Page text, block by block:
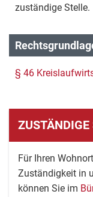
zuständige Stelle.
§ 46
ZUSTÄNDIGE
Für Ihren
Zuständigkeit in
können Sie im